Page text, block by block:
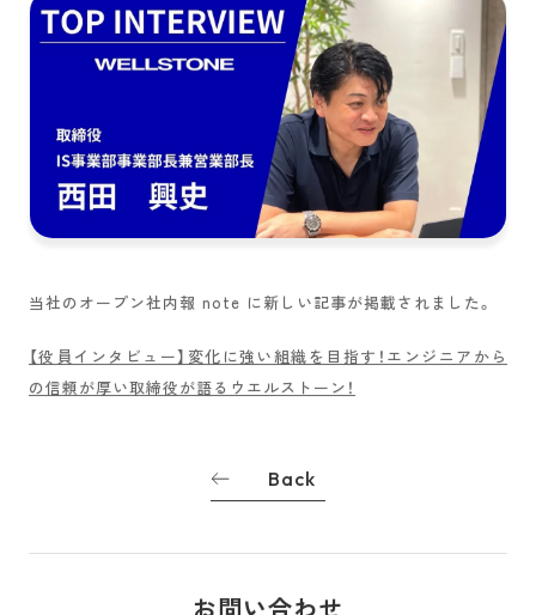
当社のオープン社内報 note に新しい記事が掲載されました。
【役員インタビュー】変化に強い組織を目指す！エンジニアから
の信頼が厚い取締役が語るウエルストーン！
Back
お問い合わせ